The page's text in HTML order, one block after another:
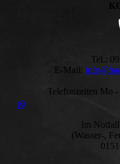
Tel.:
E-Mail:
Telefonzeiten Mo
Im
(Wasser-,